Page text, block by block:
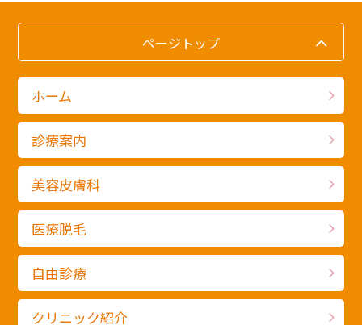
ページトップ
ホーム
診療案内
美容皮膚科
医療脱毛
自由診療
クリニック紹介